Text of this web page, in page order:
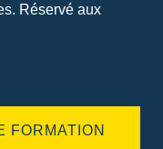
Réservé aux
FORMATION